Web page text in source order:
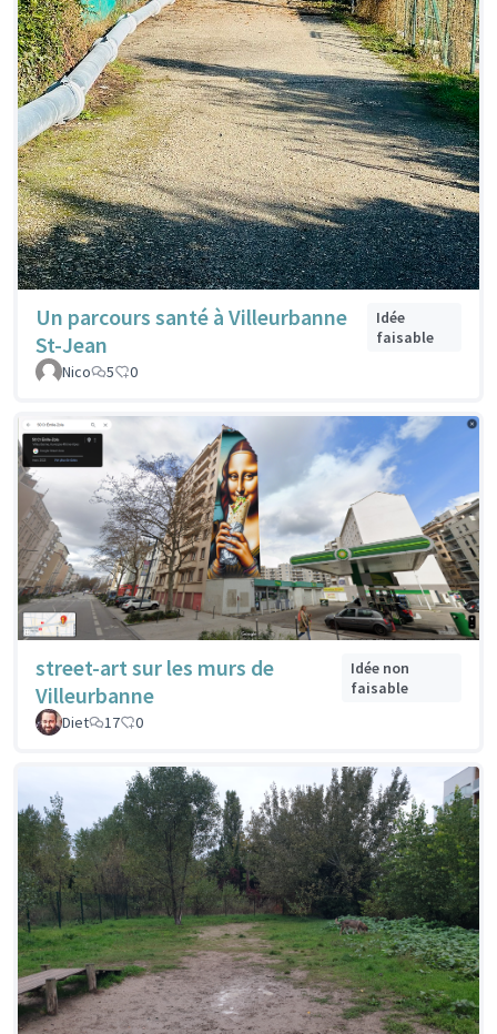
Un parcours santé à Villeurbanne
St-Jean
Idée
faisable
Nico
5 0
street-art sur les murs de
Villeurbanne
Idée non
faisable
Diet
17 0